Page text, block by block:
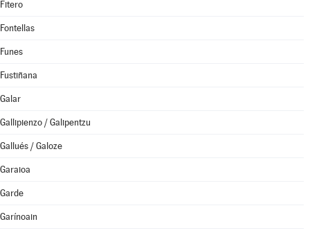
Fitero
Fontellas
Funes
Fustiñana
Galar
Gallipienzo / Galipentzu
Gallués / Galoze
Garaioa
Garde
Garínoain